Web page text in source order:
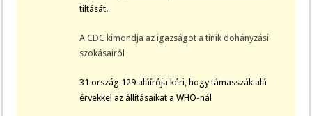
tiltását.
A CDC kimondja az igazságot a tinik dohányzási
szokásairól
31 ország 129 aláírója kéri, hogy támasszák alá
érvekkel az állításaikat a WHO-nál